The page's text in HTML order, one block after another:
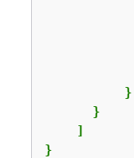
          }
      }
    ]
}